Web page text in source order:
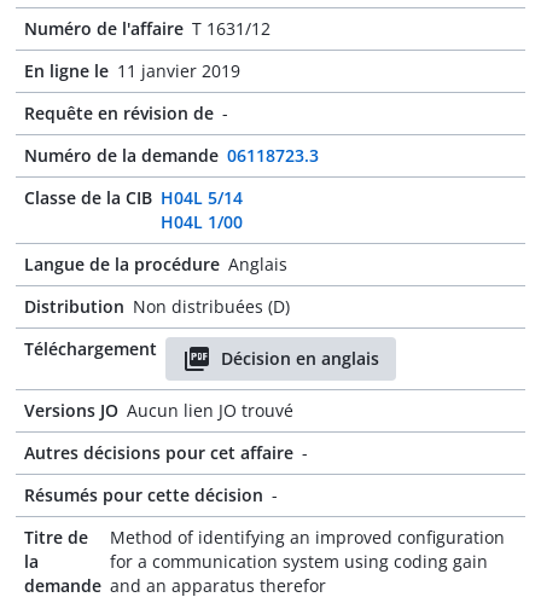
Numéro de l'affaire T 1631/12
En ligne le 11 janvier 2019
Requête en révision de -
Numéro de la demande 06118723.3
Classe de la CIB H04L 5/14
H04L 1/00
Langue de la procédure Anglais
Distribution Non distribuées (D)
Téléchargement
Décision en anglais
Versions JO Aucun lien JO trouvé
Autres décisions pour cet affaire -
Résumés pour cette décision -
Titre de
la
demande
Method of identifying an improved configuration
for a communication system using coding gain
and an apparatus therefor